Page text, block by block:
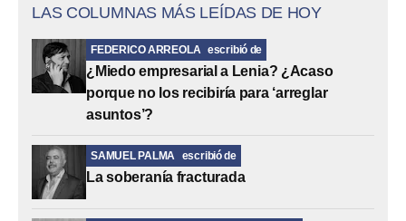
LAS COLUMNAS MÁS LEÍDAS DE HOY
FEDERICO ARREOLA escribió de
¿Miedo empresarial a Lenia? ¿Acaso
porque no los recibiría para ‘arreglar
asuntos’?
SAMUEL PALMA escribió de
La soberanía fracturada